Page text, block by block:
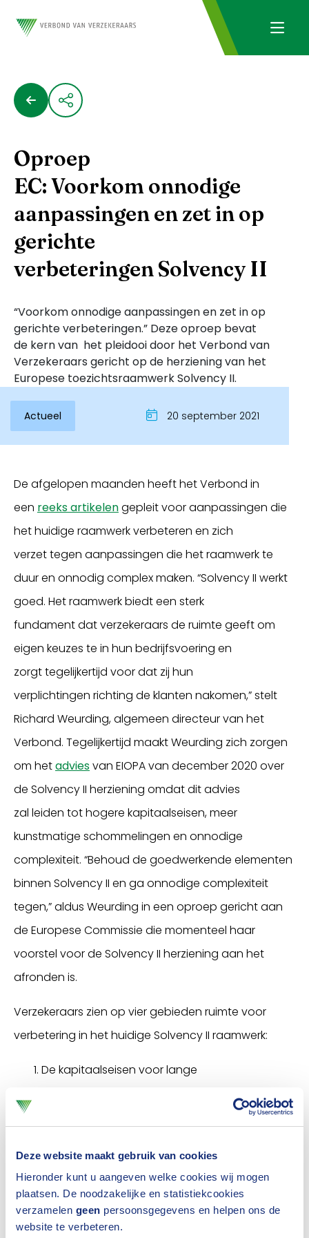
Deze website maakt gebruik van cookies
Hieronder kunt u aangeven welke cookies wij mogen
plaatsen. De noodzakelijke en statistiekcookies
verzamelen geen persoonsgegevens en helpen ons de
website te verbeteren.
Inloggen
Oproep
EC: Voorkom onnodige
aanpassingen en zet in op
gerichte
verbeteringen Solvency II
“Voorkom onnodige aanpassingen en zet in op
gerichte verbeteringen.” Deze oproep bevat
de kern van het pleidooi door het Verbond van
Verzekeraars gericht op de herziening van het
Europese toezichtsraamwerk Solvency II.
Actueel 20 september 2021
De afgelopen maanden heeft het Verbond in
een reeks artikelengepleit voor aanpassingen die
het huidige raamwerk verbeteren en zich
verzet tegen aanpassingen die het raamwerk te
duur en onnodig complex maken. “Solvency II werkt
goed. Het raamwerk biedt een sterk
fundament dat verzekeraars de ruimte geeft om
eigen keuzes te in hun bedrijfsvoering en
zorgt tegelijkertijd voor dat zij hun
verplichtingen richting de klanten nakomen,” stelt
Richard Weurding, algemeen directeur van het
Verbond. Tegelijkertijd maakt Weurding zich zorgen
om hetadviesvan EIOPA van december 2020 over
de Solvency II herziening omdat dit advies
zal leiden tot hogere kapitaalseisen, meer
kunstmatige schommelingen en onnodige
complexiteit. “Behoud de goedwerkende elementen
binnen Solvency II en ga onnodige complexiteit
tegen,” aldus Weurding in een oproep gericht aan
de Europese Commissie die momenteel haar
voorstel voor de Solvency II herziening aan het
afronden is.
Verzekeraars zien op vier gebieden ruimte voor
verbetering in het huidige Solvency II raamwerk:
De kapitaalseisen voor lange
levensverzekeringen, zijn te hoog. Hierdoor is
producten aan te bieden .
De huidige risicomarge is gebaseerd op
verouderde aannames.